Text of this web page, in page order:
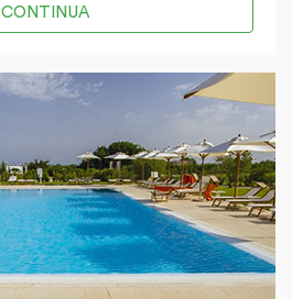
CONTINUA